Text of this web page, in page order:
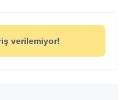
verilemiyor!